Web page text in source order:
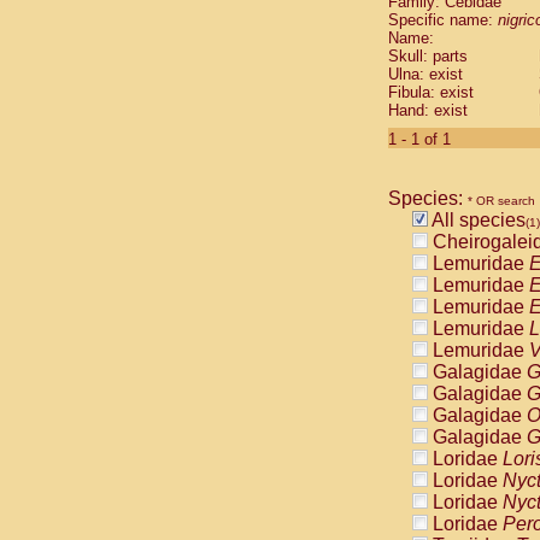
Cebidae
Cebidae
Cebidae
Cebidae
Cebidae
Cebidae
Cebidae
Cebidae
Cebidae
Cebidae
Cebidae
Cebidae
Atelidae
Atelidae
Atelidae
Atelidae
Atelidae
Atelidae
Atelidae
Atelidae
Atelidae
Atelidae
Pitheciidae
Specific name:
Name:
Skull: parts
Ulna: exist
Fibula: exist
Hand: exist
1 - 1 of 1
Species: * OR search
All species(1)
Lemuridae
Lemuridae
Lemuridae
Lemuridae
Lemuridae
Galagidae
Galagidae
Galagidae
Galagidae
Loridae
Loridae
Loridae
Loridae